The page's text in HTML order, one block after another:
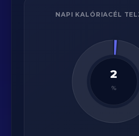
NAPI KALÓRIACÉL
2
%